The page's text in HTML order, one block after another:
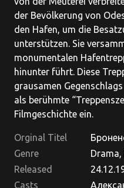
der Bevölkerung von
den Hafen, um die
unterstützen. Sie
monumentalen
hinunter führt. Diese
grausamen
als berühmte
Filmgeschichte ein.
Orginal Titel
Genre
Released
Casts